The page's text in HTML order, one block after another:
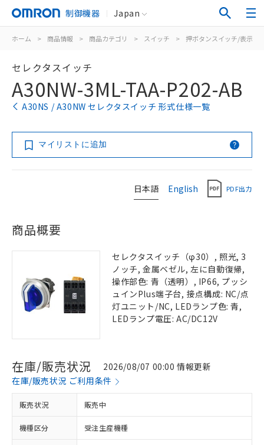
制御機器 Japan
ホーム > 商品情報 > 商品カテゴリ > スイッチ > 押ボタンスイッチ/表示灯
セレクタスイッチ
A30NW-3ML-TAA-P202-AB
A30NS / A30NW セレクタスイッチ 形式仕様一覧
マイリストに追加
日本語 English PDF出力
商品概要
セレクタスイッチ（φ30）, 照光, 3
ノッチ, 金属ベゼル, 左に自動復帰,
操作部色: 青（透明）, IP66, プッシ
ュインPlus端子台, 接点構成: NC/点
灯ユニット/NC, LEDランプ色: 青,
LEDランプ電圧: AC/DC12V
在庫/販売状況
2026/08/07 00:00 情報更新
在庫/販売状況 ご利用条件
販売状況 販売中
機種区分 受注生産機種